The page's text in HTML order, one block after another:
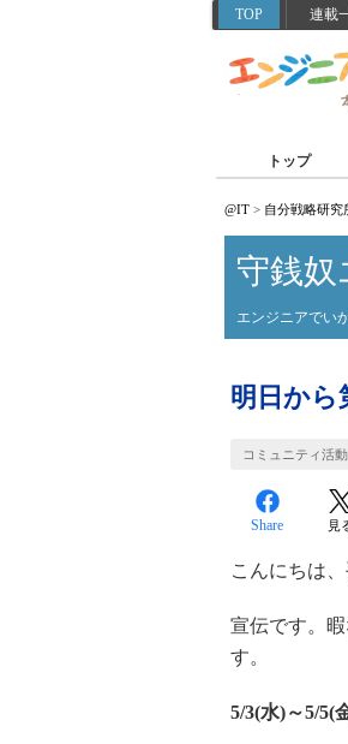
TOP 連載
トップ
@IT > 自分戦略研究
守銭
エンジニアでい
明日から
コミュニティ活動
Share 見
こんにちは、
宣伝です。
す。
5/3(水)～5/5(